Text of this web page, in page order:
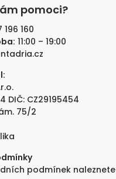
289
890 Kč.
229
pomoci?
160
11:00 – 19:00
DIČ: CZ29195454
75/2
podmínek naleznete